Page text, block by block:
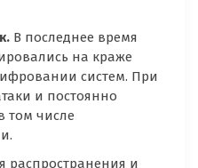
В последнее время
на краже
систем. При
и постоянно
том числе
и